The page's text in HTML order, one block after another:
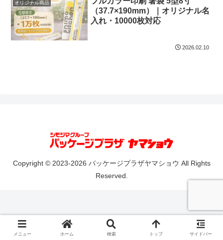
オリジナル商品
（37.7×190mm）｜オリジナル名
入れ・10000枚対応
2026.02.10
Copyright © 2023-2026 パッケージプラザヤマショウ All Rights
Reserved.
メニュー ホーム 検索 トップ サイドバー